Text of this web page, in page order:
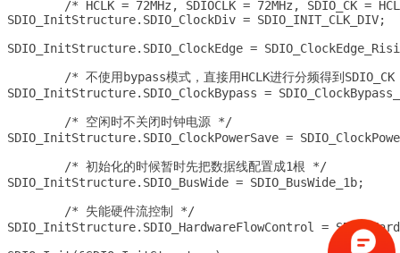
SDIO_InitStructure.SDIO_ClockDiv = SDIO_INIT_CLK_DIV;
SDIO_InitStructure.SDIO_ClockEdge =
SDIO_InitStructure.SDIO_ClockBypass =
SDIO_InitStructure.SDIO_ClockPowerSave =
SDIO_InitStructure.SDIO_BusWide = SDIO_BusWide_1b;
SDIO_InitStructure.SDIO_HardwareFlowControl =